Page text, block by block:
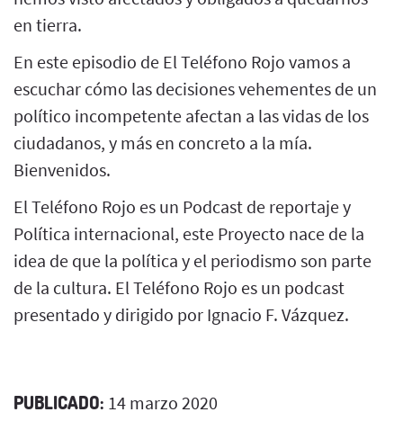
en tierra.
En este episodio de El Teléfono Rojo vamos a
escuchar cómo las decisiones vehementes de un
político incompetente afectan a las vidas de los
ciudadanos, y más en concreto a la mía.
Bienvenidos.
El Teléfono Rojo es un Podcast de reportaje y
Política internacional, este Proyecto nace de la
idea de que la política y el periodismo son parte
de la cultura. El Teléfono Rojo es un podcast
presentado y dirigido por Ignacio F. Vázquez.
PUBLICADO: 14 marzo 2020